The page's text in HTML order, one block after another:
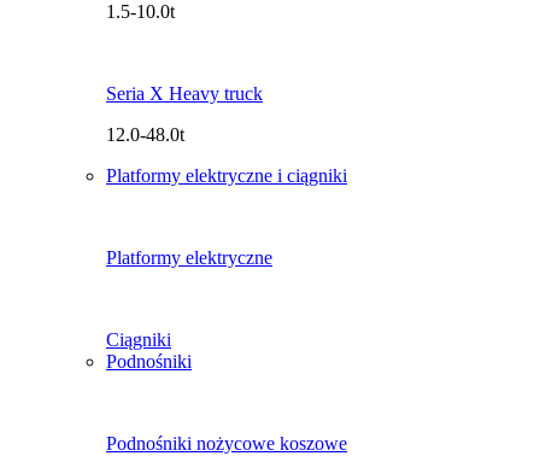
1.5-10.0t
Seria X Heavy truck
12.0-48.0t
Platformy elektryczne i ciągniki
Platformy elektryczne
Ciągniki
Podnośniki
Podnośniki nożycowe koszowe